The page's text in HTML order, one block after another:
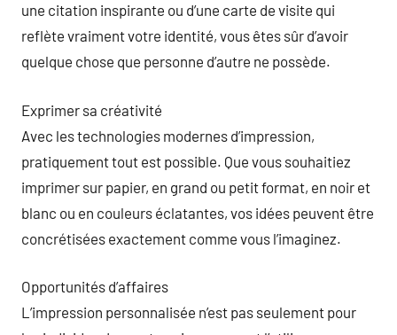
une citation inspirante ou d’une carte de visite qui
reflète vraiment votre identité, vous êtes sûr d’avoir
quelque chose que personne d’autre ne possède.
Exprimer sa créativité
Avec les technologies modernes d’impression,
pratiquement tout est possible. Que vous souhaitiez
imprimer sur papier, en grand ou petit format, en noir et
blanc ou en couleurs éclatantes, vos idées peuvent être
concrétisées exactement comme vous l’imaginez.
Opportunités d’affaires
L’impression personnalisée n’est pas seulement pour